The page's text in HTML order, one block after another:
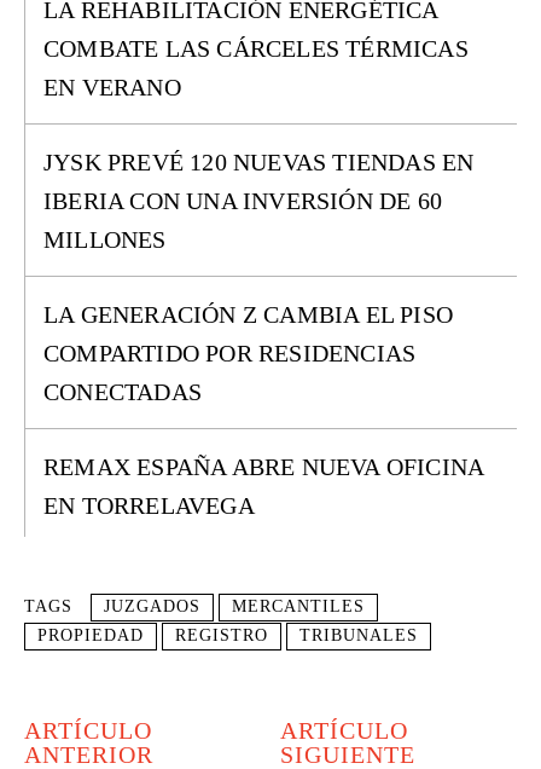
LA REHABILITACIÓN ENERGÉTICA
COMBATE LAS CÁRCELES TÉRMICAS
EN VERANO
JYSK PREVÉ 120 NUEVAS TIENDAS EN
IBERIA CON UNA INVERSIÓN DE 60
MILLONES
LA GENERACIÓN Z CAMBIA EL PISO
COMPARTIDO POR RESIDENCIAS
CONECTADAS
REMAX ESPAÑA ABRE NUEVA OFICINA
EN TORRELAVEGA
TAGS JUZGADOS
MERCANTILES
PROPIEDAD
REGISTRO TRIBUNALES
ARTÍCULO
ANTERIOR
ARTÍCULO
SIGUIENTE